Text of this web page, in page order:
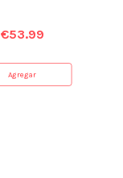
€53.99
Agregar